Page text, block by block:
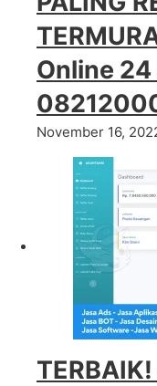
Online 24
November 16,